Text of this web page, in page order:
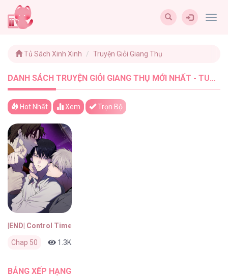
Tủ Sách Xinh Xinh Truyện Giỏi Giang Thụ
DANH SÁCH TRUYỆN GIỎI GIANG THỤ MỚI NHẤT - TUSACHXINHXINH (1)
Hot Nhất Xem Trọn Bộ
|END| Control Time
Chap 50 1.3K
BẢNG XẾP HẠNG